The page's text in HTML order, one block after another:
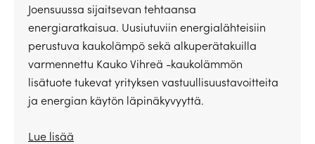
Joensuussa sijaitsevan tehtaansa
energiaratkaisua. Uusiutuviin energialähteisiin
perustuva kaukolämpö sekä alkuperätakuilla
varmennettu Kauko Vihreä -kaukolämmön
lisätuote tukevat yrityksen vastuullisuustavoitteita
ja energian käytön läpinäkyvyyttä.
Lue lisää